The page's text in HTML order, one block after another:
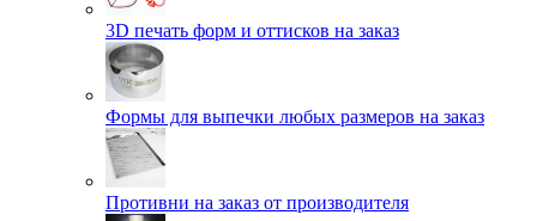
3D печать форм и оттисков на заказ
Формы для выпечки любых размеров на заказ
Противни на заказ от производителя